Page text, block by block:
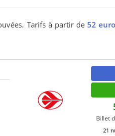
Tarifs à partir de52
Billet
21